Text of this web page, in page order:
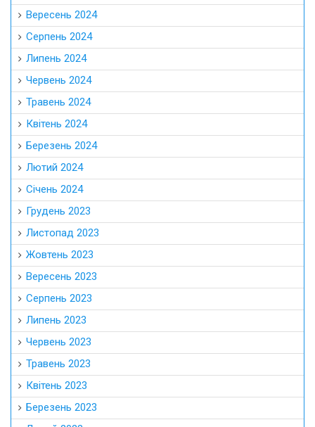
Вересень 2024
Серпень 2024
Липень 2024
Червень 2024
Травень 2024
Квітень 2024
Березень 2024
Лютий 2024
Січень 2024
Грудень 2023
Листопад 2023
Жовтень 2023
Вересень 2023
Серпень 2023
Липень 2023
Червень 2023
Травень 2023
Квітень 2023
Березень 2023